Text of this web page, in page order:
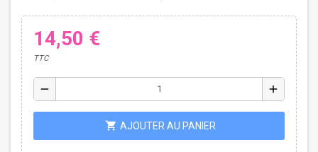
14,50 €
TTC
remove add
shopping_cart AJOUTER AU PANIER